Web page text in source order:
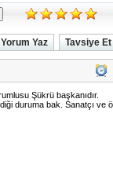
Yorum Yaz Tavsiye Et